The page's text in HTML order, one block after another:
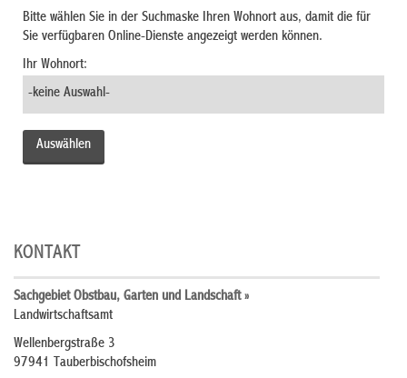
Bitte wählen Sie in der Suchmaske Ihren Wohnort aus, damit die für
Sie verfügbaren Online-Dienste angezeigt werden können.
Ihr Wohnort:
KONTAKT
Sachgebiet Obstbau, Garten und Landschaft »
Landwirtschaftsamt
Wellenbergstraße 3
97941 Tauberbischofsheim